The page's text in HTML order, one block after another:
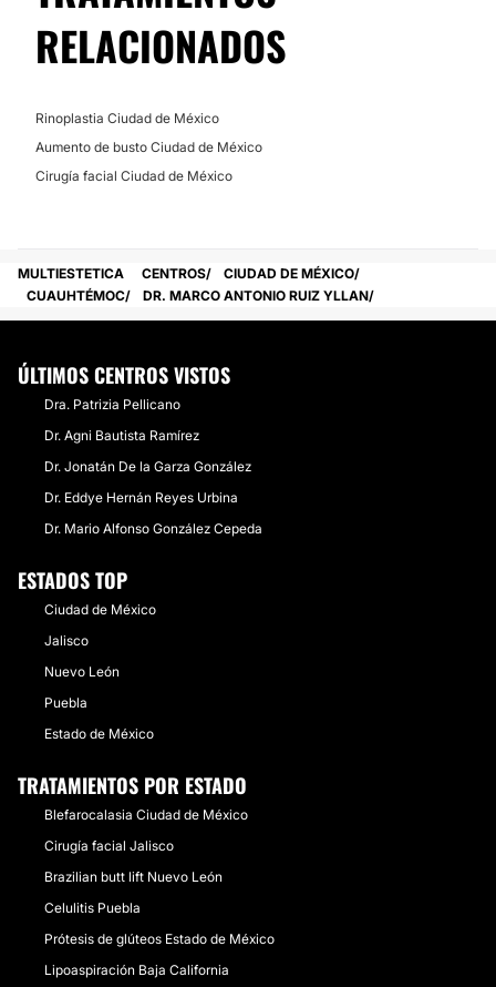
RELACIONADOS
Rinoplastia Ciudad de México
Aumento de busto Ciudad de México
Cirugía facial Ciudad de México
MULTIESTETICA CENTROS
CIUDAD DE MÉXICO
CUAUHTÉMOC
DR. MARCO ANTONIO RUIZ YLLAN
ÚLTIMOS CENTROS VISTOS
Dra. Patrizia Pellicano
Dr. Agni Bautista Ramírez
Dr. Jonatán De la Garza González
Dr. Eddye Hernán Reyes Urbina
​Dr. Mario Alfonso González Cepeda
ESTADOS TOP
Ciudad de México
Jalisco
Nuevo León
Puebla
Estado de México
TRATAMIENTOS POR ESTADO
Blefarocalasia Ciudad de México
Cirugía facial Jalisco
Brazilian butt lift Nuevo León
Celulitis Puebla
Prótesis de glúteos Estado de México
Lipoaspiración Baja California